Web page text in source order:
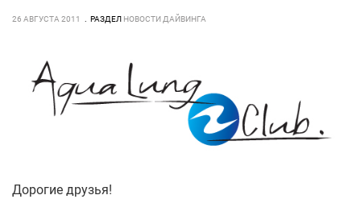
26 АВГУСТА 2011 РАЗДЕЛ НОВОСТИ ДАЙВИНГА
Дорогие друзья!